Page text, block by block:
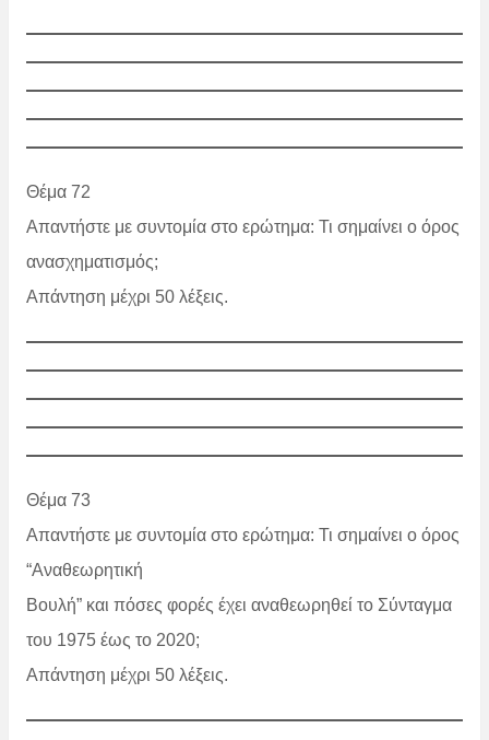
Θέμα 72
Απαντήστε με συντομία στο ερώτημα: Τι σημαίνει ο όρος
ανασχηματισμός;
Απάντηση μέχρι 50 λέξεις.
Θέμα 73
Απαντήστε με συντομία στο ερώτημα: Τι σημαίνει ο όρος
“Αναθεωρητική
Βουλή” και πόσες φορές έχει αναθεωρηθεί το Σύνταγμα
του 1975 έως το 2020;
Απάντηση μέχρι 50 λέξεις.